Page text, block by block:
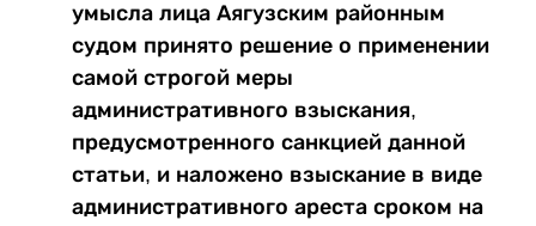
умысла лица Аягузским районным
судом принято решение о применении
самой строгой меры
административного взыскания,
предусмотренного санкцией данной
статьи, и наложено взыскание в виде
административного ареста сроком на